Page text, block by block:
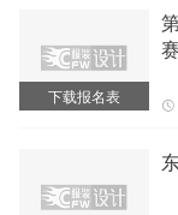
下载报名表
赛